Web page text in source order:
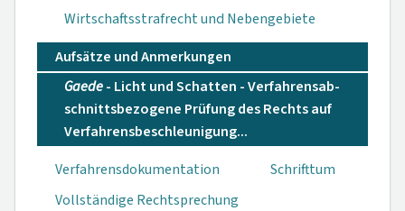
Wirtschaftsstrafrecht und Nebengebiete
Aufsätze und Anmerkungen
Gaede- Licht und Schatten - Verfahrensab­
schnittsbezogene Prüfung des Rechts auf
Ver­fahrensbeschleu­nigung...
Verfahrensdokumen­tation
Schrifttum
Vollständige Rechtsprechung